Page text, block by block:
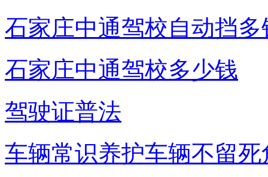
石家庄中通驾校自动挡多
石家庄中通驾校多少钱
驾驶证普法
车辆常识养护车辆不留死